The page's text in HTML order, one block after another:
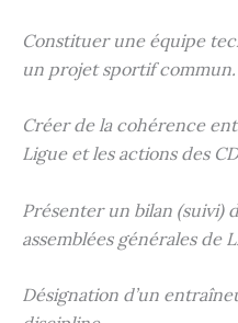
Constituer une équipe
un projet sportif commun.
Créer de la cohérence
Ligue et les actions des
Présenter un bilan (suivi)
assemblées générales de
Désignation d’un